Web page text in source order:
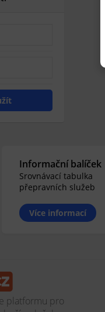
Informační balíček
Srovnávací tabulka
přepravních služeb
Více informací
platformu pro